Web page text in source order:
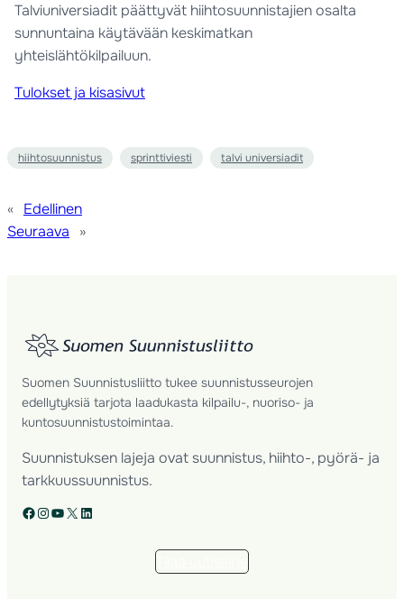
Talviuniversiadit päättyvät hiihtosuunnistajien osalta
sunnuntaina käytävään keskimatkan
yhteislähtökilpailuun.
Tulokset ja kisasivut
hiihtosuunnistus sprinttiviesti talvi universiadit
« Edellinen
Seuraava
»
Suomen Suunnistusliitto tukee suunnistusseurojen
edellytyksiä tarjota laadukasta kilpailu-, nuoriso- ja
kuntosuunnistustoimintaa.
Suunnistuksen lajeja ovat suunnistus, hiihto-, pyörä- ja
tarkkuussuunnistus.
Facebook Instagram YouTube X LinkedIn